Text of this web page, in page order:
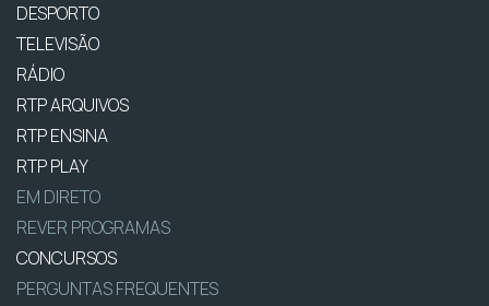
DESPORTO
TELEVISÃO
RÁDIO
RTP ARQUIVOS
RTP ENSINA
RTP PLAY
EM DIRETO
REVER PROGRAMAS
CONCURSOS
PERGUNTAS FREQUENTES